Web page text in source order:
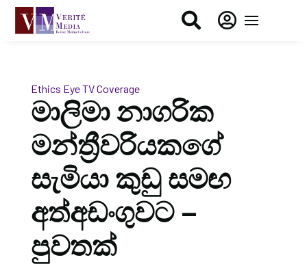
 
Ethics EyeTV Coverage
මාලිමා නාගරික
මන්ත්‍රීවරියකගේ
සැමියා කුඩු සමඟ
අත්අඩංගුවට –
පුවතක්